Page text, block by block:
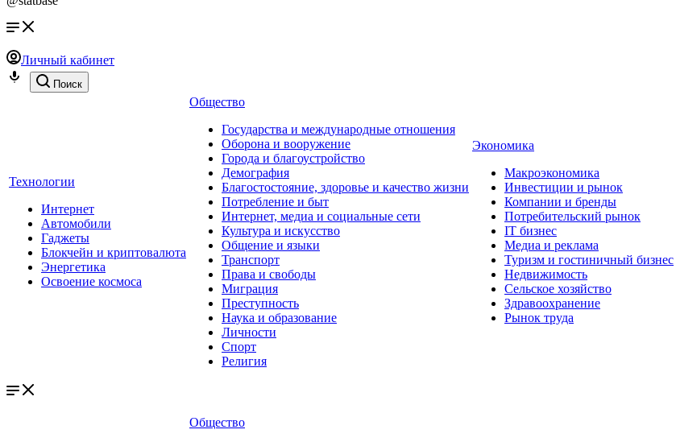
Личный кабинет
Поиск
Технологии
Интернет
Автомобили
Гаджеты
Блокчейн и криптовалюта
Энергетика
Освоение космоса
Общество
Государства и международные отношения
Оборона и вооружение
Города и благоустройство
Демография
Благостостояние, здоровье и качество жизни
Потребление и быт
Интернет, медиа и социальные сети
Культура и искусство
Общение и языки
Транспорт
Права и свободы
Миграция
Преступность
Наука и образование
Личности
Спорт
Религия
Экономика
Макроэкономика
Инвестиции и рынок
Компании и бренды
Потребительский рынок
IT бизнес
Медиа и реклама
Туризм и гостиничный бизнес
Недвижимость
Сельское хозяйство
Здравоохранение
Рынок труда
Общество